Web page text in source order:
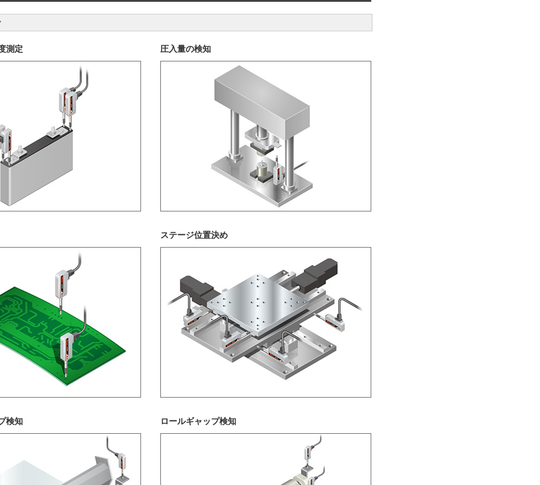
測定 圧入量の検知
ステージ位置決め
検知 ロールギャップ検知